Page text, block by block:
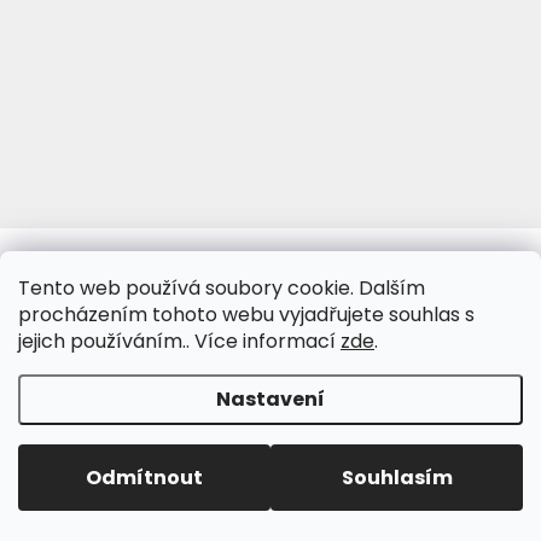
Tento web používá soubory cookie. Dalším
procházením tohoto webu vyjadřujete souhlas s
jejich používáním.. Více informací zde.
Nastavení
Odmítnout Souhlasím
www.viva-fotoporcelan.cz www.vivaporcelan.cz
Vytvořil Shoptet
Copyright 2026
. Všechna práva
vyhrazena.
Upravit nastavení cookies